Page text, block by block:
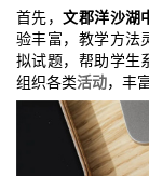
首先，文郡洋沙湖
验丰富，教学方法
拟试题，帮助学生
组织各类活动，丰